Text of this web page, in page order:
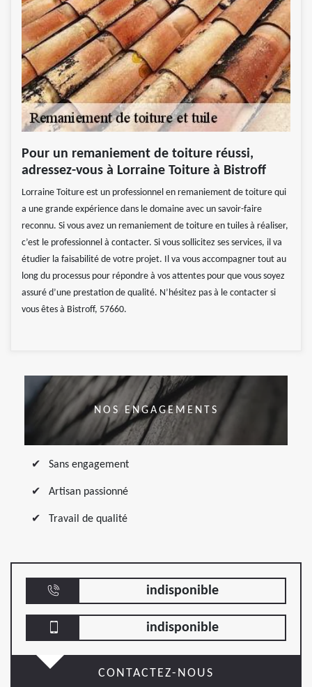
Pour un remaniement de toiture réussi,
adressez-vous à Lorraine Toiture à Bistroff
Lorraine Toiture est un professionnel en remaniement de toiture qui
a une grande expérience dans le domaine avec un savoir-faire
reconnu. Si vous avez un remaniement de toiture en tuiles à réaliser,
c’est le professionnel à contacter. Si vous sollicitez ses services, il va
étudier la faisabilité de votre projet. Il va vous accompagner tout au
long du processus pour répondre à vos attentes pour que vous soyez
assuré d’une prestation de qualité. N’hésitez pas à le contacter si
vous êtes à Bistroff, 57660.
NOS ENGAGEMENTS
Sans engagement
Artisan passionné
Travail de qualité
indisponible
indisponible
CONTACTEZ-NOUS